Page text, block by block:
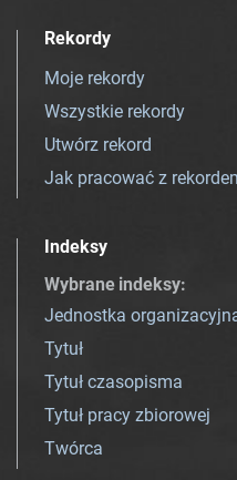
Rekordy
Moje rekordy
Wszystkie rekordy
Utwórz rekord
Jak pracować z
Indeksy
Wybrane indeksy:
Jednostka
Tytuł
Tytuł czasopisma
Tytuł pracy zbiorowej
Twórca